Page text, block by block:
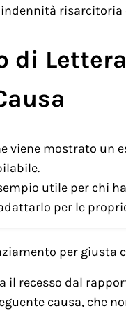
di
viene mostrato un
utile per chi
per le
per giusta
il recesso dal
causa, che